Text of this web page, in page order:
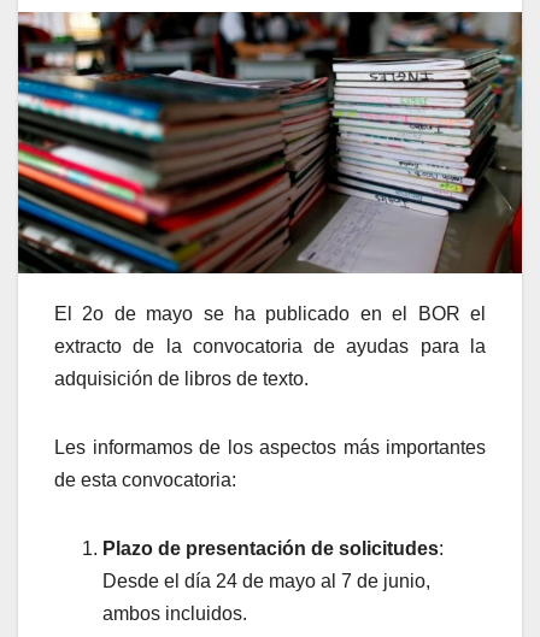
El 2o de mayo se ha publicado en el BOR el
extracto de la convocatoria de ayudas para la
adquisición de libros de texto.
Les informamos de los aspectos más importantes
de esta convocatoria:
Plazo de presentación de solicitudes:
Desde el día 24 de mayo al 7 de junio,
ambos incluidos.